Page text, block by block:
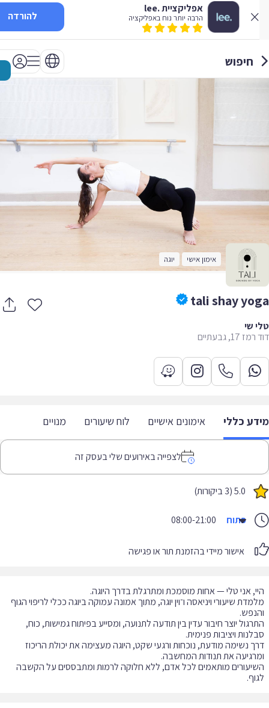
אפליקציית .lee
הרבה יותר נוח באפליקציה להורדה
חיפוש
אימון אישי יוגה
tali shay
שי
17, גבעתיים
כללי אימונים אישיים לוח שיעורים מנויים
לצפייה באירועים שלי בעסק זה
5.0 (3 ביקורות)
פתוח 08:00-21:00
אישור מיידי בהזמנת תור או פגישה
שיעורי ויניאסה ו־וין יוגה, מתוך אמונה עמוקה ביוגה ככלי לריפוי הגוף
יוצר חיבור עדין בין תודעה לתנועה, ומסייע בפיתוח גמישות, כוח,
נשימה מודעת, נוכחות ורגעי שקט, היוגה מעצימה את יכולת הריכוז
מותאמים לכל אדם, ללא חלוקה לרמות ומתבססים על הקשבה